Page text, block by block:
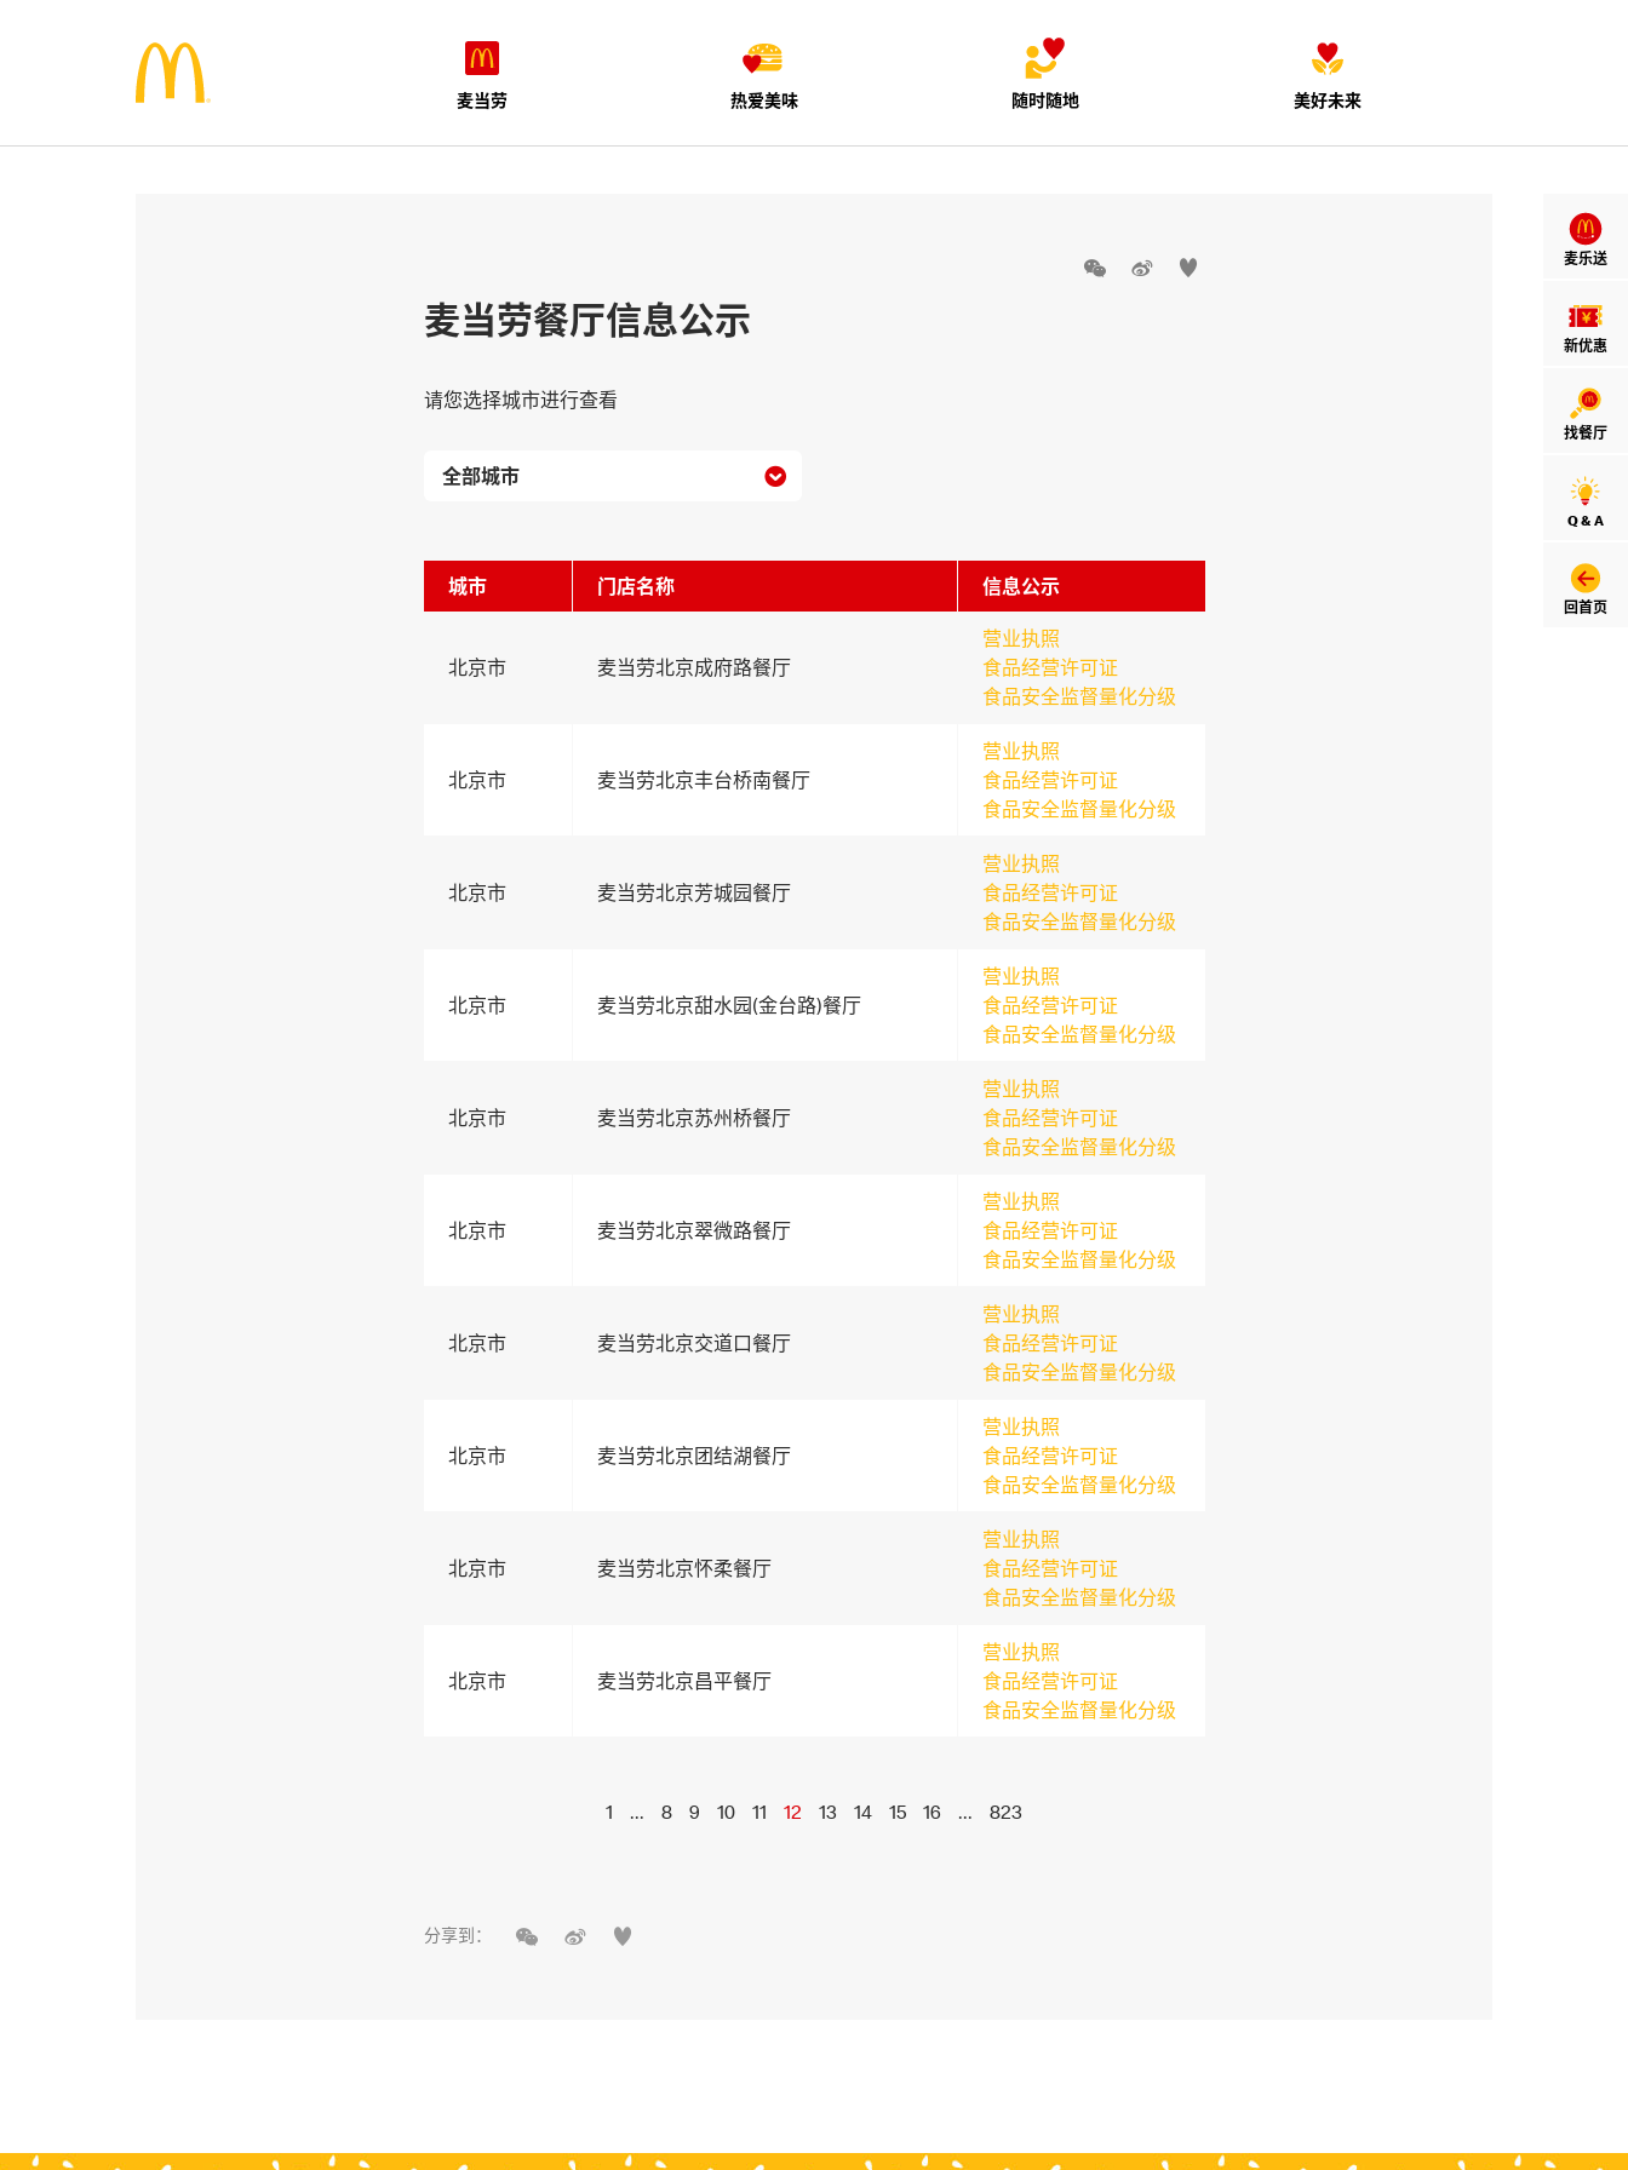
麦当劳 热爱美味 随时随地 美好未来
麦乐送
新优惠
找餐厅
Q & A
回首页
  
麦当劳餐厅信息公示
请您选择城市进行查看

城市 门店名称 信息公示
北京市 麦当劳北京成府路餐厅
营业执照
食品经营许可证
食品安全监督量化分级
北京市 麦当劳北京丰台桥南餐厅
营业执照
食品经营许可证
食品安全监督量化分级
北京市 麦当劳北京芳城园餐厅
营业执照
食品经营许可证
食品安全监督量化分级
北京市 麦当劳北京甜水园(金台路)餐厅
营业执照
食品经营许可证
食品安全监督量化分级
北京市 麦当劳北京苏州桥餐厅
营业执照
食品经营许可证
食品安全监督量化分级
北京市 麦当劳北京翠微路餐厅
营业执照
食品经营许可证
食品安全监督量化分级
北京市 麦当劳北京交道口餐厅
营业执照
食品经营许可证
食品安全监督量化分级
北京市 麦当劳北京团结湖餐厅
营业执照
食品经营许可证
食品安全监督量化分级
北京市 麦当劳北京怀柔餐厅
营业执照
食品经营许可证
食品安全监督量化分级
北京市 麦当劳北京昌平餐厅
营业执照
食品经营许可证
食品安全监督量化分级
1 ... 8 9 10 11 12 13 14 15 16 ... 823
分享到：   